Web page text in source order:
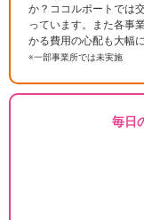
か？ココルポートでは
っています。また各事
かる費用の心配も大幅
※一部事業所では未実施
毎日